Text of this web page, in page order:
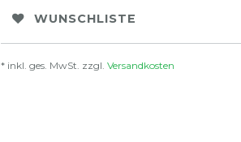
WUNSCHLISTE
* inkl. ges. MwSt. zzgl. Versandkosten